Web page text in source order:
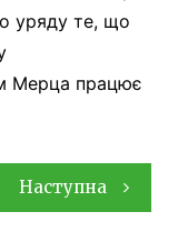
уряду те, що
Мерца працює
Наступна